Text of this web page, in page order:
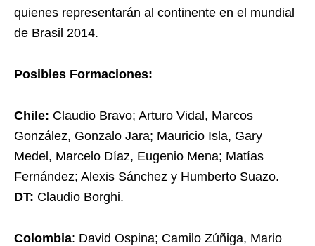
quienes representarán al continente en el mundial
de Brasil 2014.
Posibles Formaciones:
Chile: Claudio Bravo; Arturo Vidal, Marcos
González, Gonzalo Jara; Mauricio Isla, Gary
Medel, Marcelo Díaz, Eugenio Mena; Matías
Fernández; Alexis Sánchez y Humberto Suazo.
DT: Claudio Borghi.
Colombia: David Ospina; Camilo Zúñiga, Mario